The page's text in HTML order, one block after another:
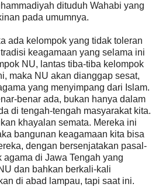
dituduh Wahabi yang
pada umumnya.
ada kelompok yang tidak toleran
keagamaan yang selama ini
NU, lantas tiba-tiba kelompok
maka NU akan dianggap sesat,
yang menyimpang dari Islam.
benar ada, bukan hanya dalam
di tengah-tengah masyarakat kita.
khayalan semata. Mereka ini
bangunan keagamaan kita bisa
dengan bersenjatakan pasal-
di Jawa Tengah yang
dan bahkan berkali-kali
di abad lampau, tapi saat ini.